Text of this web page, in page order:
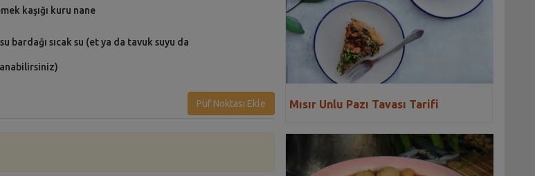
kaşığı kuru nane
bardağı sıcak su (et ya da tavuk suyu da
Püf Noktası Ekle Mısır Unlu Pazı Tavası Tarifi